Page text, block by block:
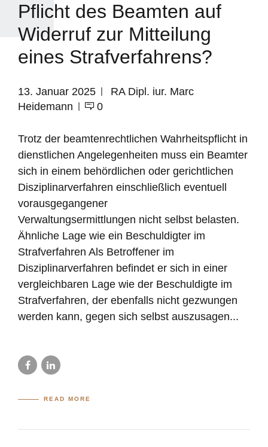
Pflicht des Beamten auf
Widerruf zur Mitteilung
eines Strafverfahrens?
13. Januar 2025
RA Dipl. iur. Marc
Heidemann
0
Trotz der beamtenrechtlichen Wahrheitspflicht in
dienstlichen Angelegenheiten muss ein Beamter
sich in einem behördlichen oder gerichtlichen
Disziplinarverfahren einschließlich eventuell
vorausgegangener
Verwaltungsermittlungen nicht selbst belasten.
Ähnliche Lage wie ein Beschuldigter im
Strafverfahren Als Betroffener im
Disziplinarverfahren befindet er sich in einer
vergleichbaren Lage wie der Beschuldigte im
Strafverfahren, der ebenfalls nicht gezwungen
werden kann, gegen sich selbst auszusagen...
READ MORE